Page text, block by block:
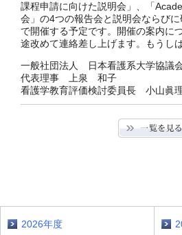
課程申請に向けた説明会」、「
会」の4つの報告会と説明会ならび
で開催する予定です。開催の案内に
途改めて連絡差し上げます。もうし
一般社団法人 日本看護系大学協議
代表理事 上泉 和子
看護学教育評価検討委員長 小山眞
2026年度